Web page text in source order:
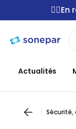
navigation
Passer
au
Actualités